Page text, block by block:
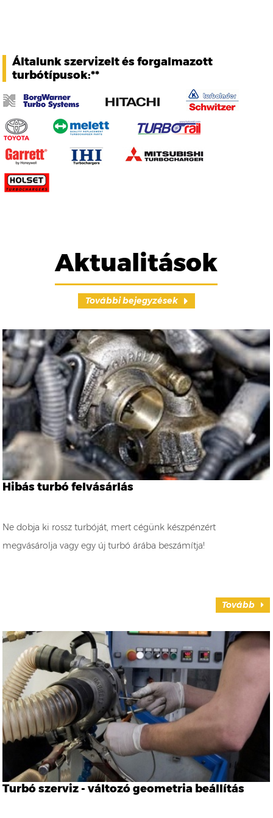
Általunk szervizelt és forgalmazott
turbótípusok:**
Aktualitások
További bejegyzések
Hibás turbó felvásárlás
Ne dobja ki rossz turbóját, mert cégünk készpénzért
megvásárolja vagy egy új turbó árába beszámítja!
Tovább
Turbó szerviz - változó geometria beállítás